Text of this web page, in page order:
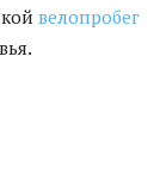
велопробег